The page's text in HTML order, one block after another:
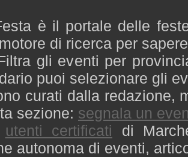
è il portale delle
di ricerca per
gli eventi per
puoi selezionare gli
curati dalla redazione,
sezione: segnala un
utenti certificati di
autonoma di eventi,